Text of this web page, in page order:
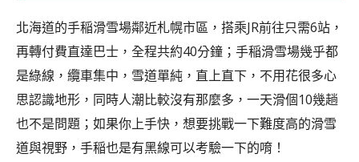
北海道的手稲滑雪場鄰近札幌市區，搭乘JR前往只需6站，
再轉付費直達巴士，全程共約40分鐘；手稲滑雪場幾乎都
是綠線，纜車集中，雪道單純，直上直下，不用花很多心
思認識地形，同時人潮比較沒有那麼多，一天滑個10幾趟
也不是問題；如果你上手快，想要挑戰一下難度高的滑雪
道與視野，手稲也是有黑線可以考驗一下的唷！